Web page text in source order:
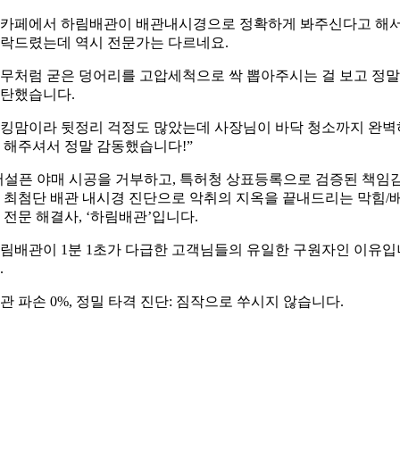
페에서 하림배관이 배관내시경으로 정확하게 봐주신다고 해
드렸는데 역시 전문가는 다르네요.
처럼 굳은 덩어리를 고압세척으로 싹 뽑아주시는 걸 보고 정말
했습니다.
맘이라 뒷정리 걱정도 많았는데 사장님이 바닥 청소까지 완벽
해주셔서 정말 감동했습니다!”
설픈 야매 시공을 거부하고, 특허청 상표등록으로 검증된 책임
최첨단 배관 내시경 진단으로 악취의 지옥을 끝내드리는 막힘/
전문 해결사, ‘하림배관’입니다.
배관이 1분 1초가 다급한 고객님들의 유일한 구원자인 이유입
파손 0%, 정밀 타격 진단: 짐작으로 쑤시지 않습니다.